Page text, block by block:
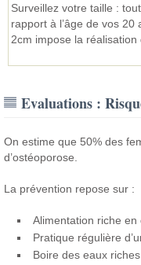
Surveillez votre taille :
rapport à l’âge de vos
2cm impose la réalisation
Evaluations :
On estime que 50% des
d’ostéoporose.
La prévention repose sur :
Alimentation riche en
Pratique régulière
Boire des eaux